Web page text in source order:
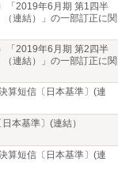
「2019年6月期 第1四半
連結）」の一部訂正に関
「2019年6月期 第2四半
連結）」の一部訂正に関
算短信〔日本基準〕(連
本基準〕(連結）
算短信〔日本基準〕(連